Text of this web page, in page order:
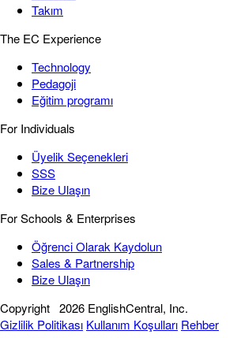
Takım
The EC Experience
Technology
Pedagoji
Eğitim programı
For Individuals
Üyelik Seçenekleri
SSS
Bize Ulaşın
For Schools & Enterprises
Öğrenci Olarak Kaydolun
Sales & Partnership
Bize Ulaşın
Copyright 2026 EnglishCentral, Inc.
Gizlilik Politikası Kullanım Koşulları Rehber